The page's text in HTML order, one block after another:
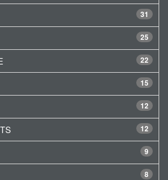
31
25
22
15
12
12
9
8